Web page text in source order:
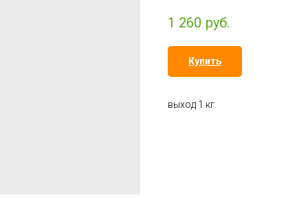
1 260 руб.
Купить
выход 1 кг.